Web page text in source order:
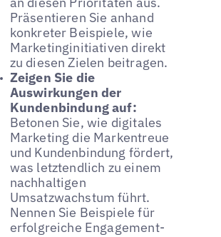
Präsentieren Sie anhand
konkreter Beispiele, wie
Marketinginitiativen direkt
zu diesen Zielen beitragen.
Zeigen Sie die
Auswirkungen der
Kundenbindung auf:
Betonen Sie, wie digitales
Marketing die Markentreue
und Kundenbindung fördert,
was letztendlich zu einem
nachhaltigen
Umsatzwachstum führt.
Nennen Sie Beispiele für
erfolgreiche Engagement-